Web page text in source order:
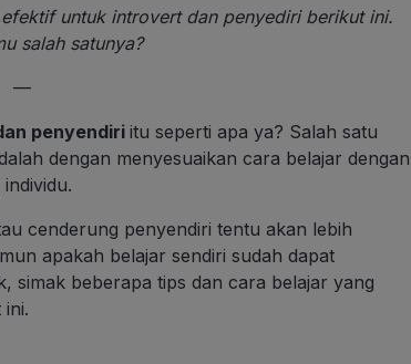
untuk introvert dan penyediri berikut ini.
salah satunya?
—
penyendiri itu seperti apa ya? Salah satu
dengan menyesuaikan cara belajar dengan
cenderung penyendiri tentu akan lebih
apakah belajar sendiri sudah dapat
simak beberapa tips dan cara belajar yang